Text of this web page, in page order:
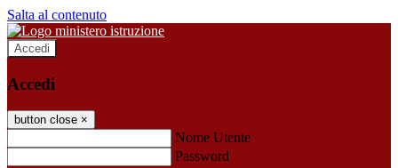
Salta al contenuto
Accedi
Accedi
button close ×
Nome Utente
Password